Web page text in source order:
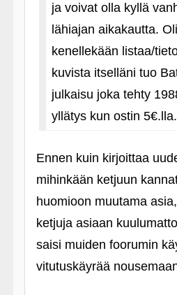
ja voivat olla kyllä
lähiajan aikakautta.
kenellekään listaa/
kuvista itselläni tuo
julkaisu joka tehty
yllätys kun ostin 5€.lla.
Ennen kuin kirjoittaa
mihinkään ketjuun
huomioon muutama
ketjuja asiaan
saisi muiden foorumin
vitutuskäyrää